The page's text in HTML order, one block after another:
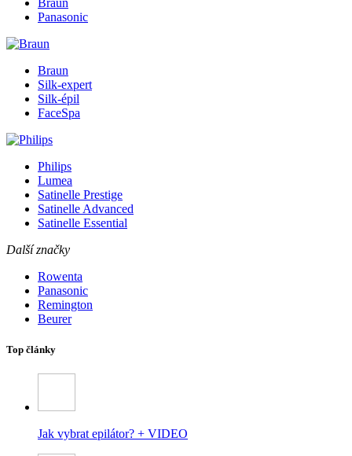
Panasonic
Braun
Silk-expert
Silk-épil
FaceSpa
Philips
Lumea
Satinelle Prestige
Satinelle Advanced
Satinelle Essential
Další značky
Rowenta
Panasonic
Remington
Beurer
Top články
Jak vybrat epilátor? + VIDEO